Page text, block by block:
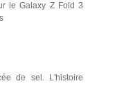
le Galaxy Z Fold 3
de sel. L'histoire